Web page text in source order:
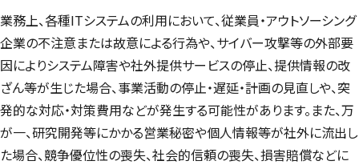
業務上、各種ITシステムの利用において、従業員・アウトソーシング
企業の不注意または故意による行為や、サイバー攻撃等の外部要
因によりシステム障害や社外提供サービスの停止、提供情報の改
ざん等が生じた場合、事業活動の停止・遅延・計画の見直しや、突
発的な対応・対策費用などが発生する可能性があります。また、万
が一、研究開発等にかかる営業秘密や個人情報等が社外に流出し
た場合、競争優位性の喪失、社会的信頼の喪失、損害賠償などに